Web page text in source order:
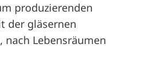
produzierenden
der gläsernen
Lebensräumen